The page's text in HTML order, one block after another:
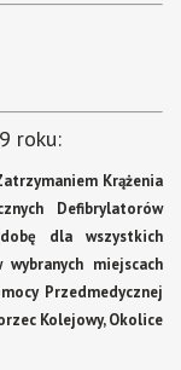
roku:
Krążenia
Defibrylatorów
dla wszystkich
miejscach
Przedmedycznej
Kolejowy, Okolice